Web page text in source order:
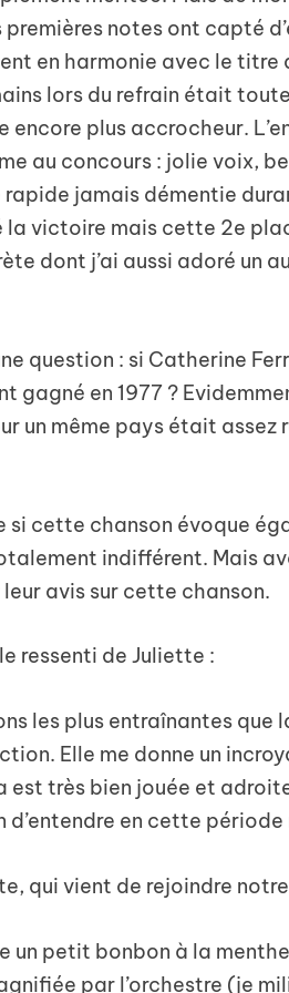
notes ont capté
en harmonie avec le titre
lors du refrain était
plus accrocheur.
au concours : jolie voix,
jamais démentie
la victoire mais cette 2e
dont j’ai aussi adoré un
question : si Catherine
gagné en 1977 ?
un même pays était assez
si cette chanson évoque
indifférent. Mais
avis sur cette chanson.
ressenti de Juliette :
les plus entraînantes
Elle me donne un
est très bien jouée et
d’entendre en cette
qui vient de rejoindre
un petit bonbon à la
par l’orchestre (je